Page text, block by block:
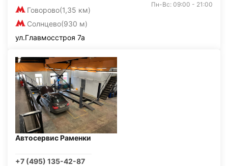
Говорово(1,35 км)
Солнцево(930 м)
Пн-Вс: 09:00 - 21:00
ул.Главмосстроя 7а
Автосервис Раменки
+7 (495) 135-42-87